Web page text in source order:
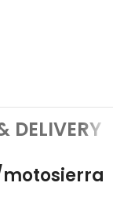
DELIVERY
motosierra